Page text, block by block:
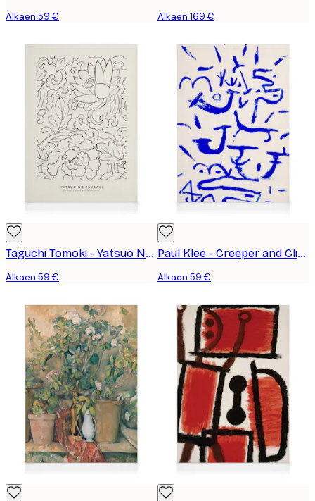
Alkaen 59 € Alkaen 169 €
Taguchi Tomoki - Yatsuo No Tsubaki No1 Kanvaasi
Alkaen 59 €
Paul Klee - Creeper and Climber Kanvaasi
Alkaen 59 €